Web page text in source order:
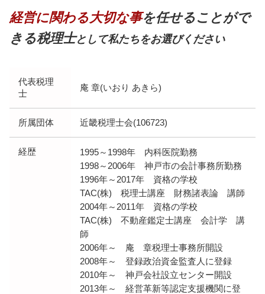
経営に関わる大切な事を任せることがで
きる税理士として私たちをお選びください
代表税理
士
庵 章(いおり あきら)
所属団体 近畿税理士会(106723)
経歴
1995～1998年 内科医院勤務
1998～2006年 神戸市の会計事務所勤務
1996年～2017年 資格の学校
TAC(株) 税理士講座 財務諸表論 講師
2004年～2011年 資格の学校
TAC(株) 不動産鑑定士講座 会計学 講
師
2006年～ 庵 章税理士事務所開設
2008年～ 登録政治資金監査人に登録
2010年～ 神戸会社設立センター開設
2013年～ 経営革新等認定支援機関に登